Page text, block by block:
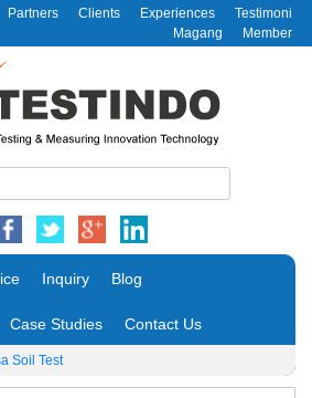
Partners Clients Experiences
Testimoni
Magang
Member
Inquiry Blog
Case Studies Contact Us
Soil Test